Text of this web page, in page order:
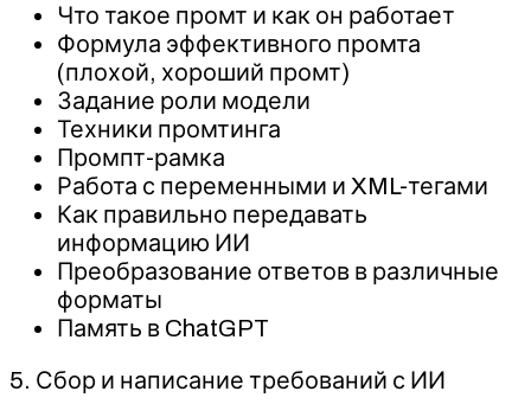
Что такое промт и как он работает
Формула эффективного промта
(плохой, хороший промт)
Задание роли модели
Техники промтинга
Промпт-рамка
Работа с переменными и XML-тегами
Как правильно передавать
информацию ИИ
Преобразование ответов в различные
форматы
Память в ChatGPT
5. Сбор и написание требований с ИИ